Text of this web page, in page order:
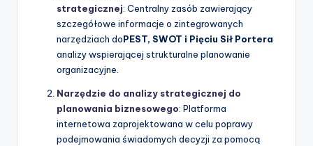
strategicznej: Centralny zasób zawierający
szczegółowe informacje o zintegrowanych
narzędziach doPEST, SWOT i Pięciu Sił Portera
analizy wspierającej strukturalne planowanie
organizacyjne.
Narzędzie do analizy strategicznej do
planowania biznesowego: Platforma
internetowa zaprojektowana w celu poprawy
podejmowania świadomych decyzji za pomocą